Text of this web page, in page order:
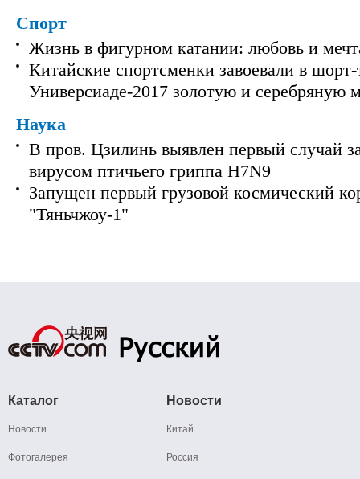
Спорт
Жизнь в фигурном катании: любовь и
Китайские спортсменки завоевали в шорт-
Универсиаде-2017 золотую и серебряную
Наука
В пров. Цзилинь выявлен первый случай
вирусом птичьего гриппа H7N9
Запущен первый грузовой космический
"Тяньчжоу-1"
Каталог
Новости
Фотогалерея
Новости
Китай
Россия